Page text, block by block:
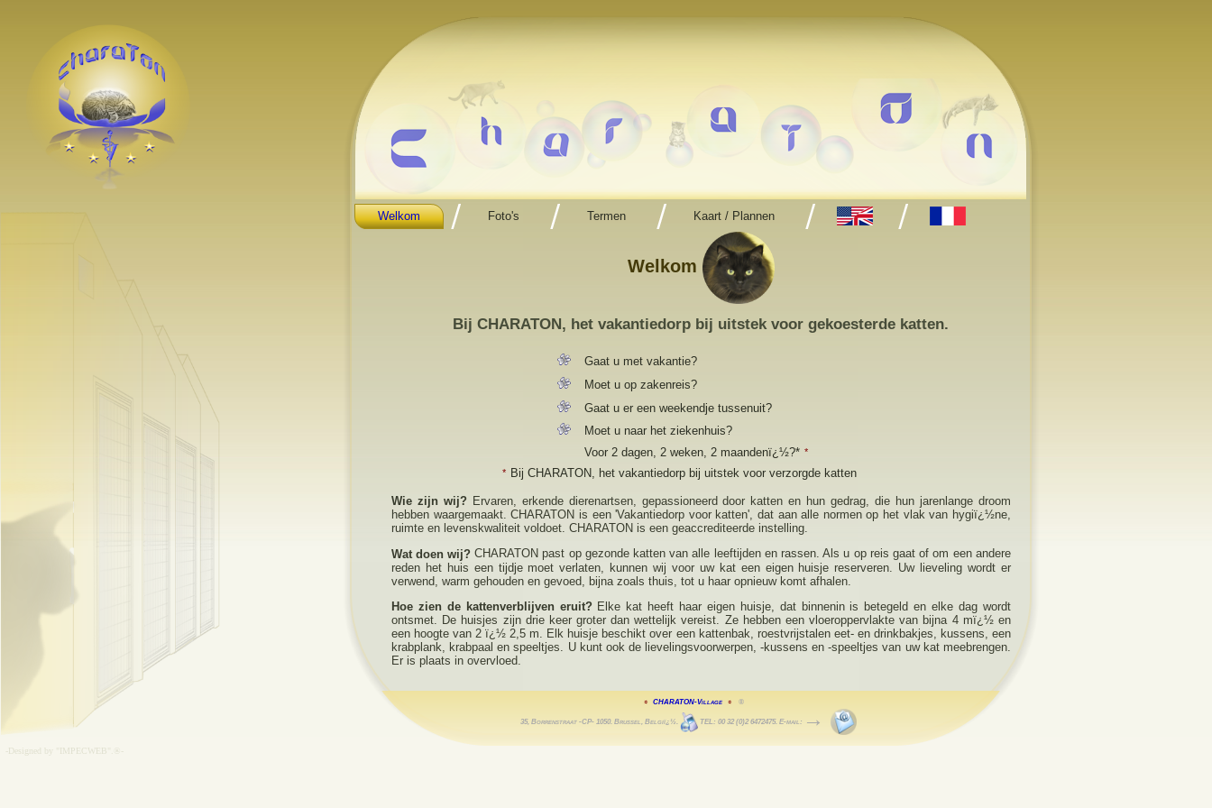
Welkom Foto's Termen Kaart / Plannen
Welkom
Bij CHARATON, het vakantiedorp bij uitstek voor gekoesterde katten.
Gaat u met vakantie?
Moet u op zakenreis?
Gaat u er een weekendje tussenuit?
Moet u naar het ziekenhuis?
Voor 2 dagen, 2 weken, 2 maandenï¿½?* *
* Bij CHARATON, het vakantiedorp bij uitstek voor verzorgde katten
Wie zijn wij? Ervaren, erkende dierenartsen, gepassioneerd door katten en hun gedrag, die hun jarenlange droom
hebben waargemaakt. CHARATON is een 'Vakantiedorp voor katten', dat aan alle normen op het vlak van hygiï¿½ne,
ruimte en levenskwaliteit voldoet. CHARATON is een geaccrediteerde instelling.
Wat doen wij? CHARATON past op gezonde katten van alle leeftijden en rassen. Als u op reis gaat of om een andere
reden het huis een tijdje moet verlaten, kunnen wij voor uw kat een eigen huisje reserveren. Uw lieveling wordt er
verwend, warm gehouden en gevoed, bijna zoals thuis, tot u haar opnieuw komt afhalen.
Hoe zien de kattenverblijven eruit? Elke kat heeft haar eigen huisje, dat binnenin is betegeld en elke dag wordt
ontsmet. De huisjes zijn drie keer groter dan wettelijk vereist. Ze hebben een vloeroppervlakte van bijna 4 mï¿½ en
een hoogte van 2 ï¿½ 2,5 m. Elk huisje beschikt over een kattenbak, roestvrijstalen eet- en drinkbakjes, kussens, een
krabplank, krabpaal en speeltjes. U kunt ook de lievelingsvoorwerpen, -kussens en -speeltjes van uw kat meebrengen.
Er is plaats in overvloed.
☼ CHARATON-Village ☼ ®
35, Borrenstraat -CP- 1050. Brussel, Belgiï¿½. TEL: 00 32 (0)2 6472475. E-mail: →
-Designed by "IMPECWEB".®-